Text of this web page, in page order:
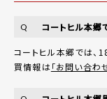
Q コートヒル本郷
コートヒル本郷では、
買情報は「お問い合わ